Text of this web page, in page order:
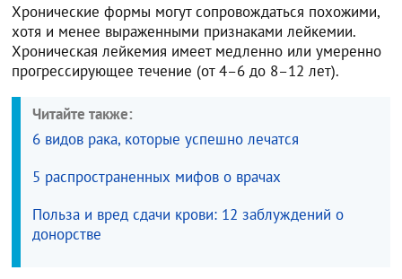
Хронические формы могут сопровождаться похожими,
хотя и менее выраженными признаками лейкемии.
Хроническая лейкемия имеет медленно или умеренно
прогрессирующее течение (от 4–6 до 8–12 лет).
Читайте также:
6 видов рака, которые успешно лечатся
5 распространенных мифов о врачах
Польза и вред сдачи крови: 12 заблуждений о
донорстве